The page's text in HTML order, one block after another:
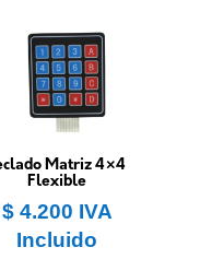
Matriz 4×4
Flexible
$4.200 IVA
Incluido